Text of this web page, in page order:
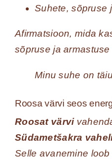
Suhete, sõpruse
Afirmatsioon, mida
sõpruse ja
Minu suhe on
Roosa värvi seos
Roosat värvi
Südametšakra
Selle avanemine